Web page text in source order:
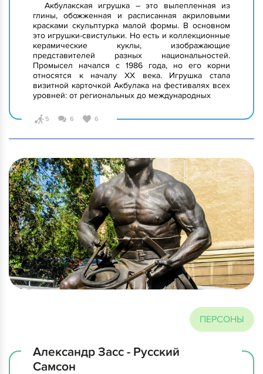
Акбулакская игрушка – это вылепленная из
глины, обожженная и расписанная акриловыми
красками скульптурка малой формы. В основном
это игрушки-свистульки. Но есть и коллекционные
керамические куклы, изображающие
представителей разных национальностей.
Промысел начался с 1986 года, но его корни
относятся к началу XX века. Игрушка стала
визитной карточкой Акбулака на фестивалях всех
уровней: от региональных до международных
5 6 6
ПЕРСОНЫ
Александр Засс - Русский
Самсон